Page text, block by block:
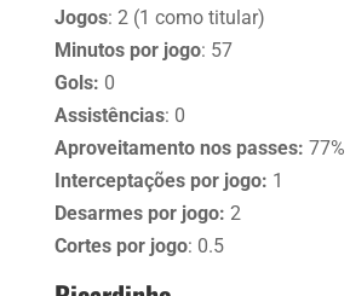
Jogos: 2 (1 como titular)
Minutos por jogo: 57
Gols: 0
Assistências: 0
Aproveitamento nos passes: 77%
Interceptações por jogo: 1
Desarmes por jogo: 2
Cortes por jogo: 0.5